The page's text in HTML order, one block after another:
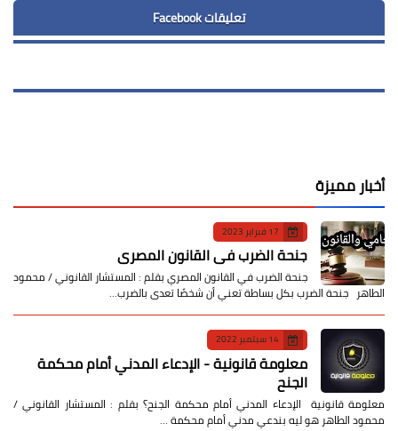
تعليقات Facebook
أخبار مميزة
17 فبراير 2023
جنحة الضرب في القانون المصري
جنحة الضرب في القانون المصري بقلم : المستشار القانوني / محمود
الطاهر جنحة الضرب بكل بساطة تعني أن شخصًا تعدى بالضرب…
14 سبتمبر 2022
معلومة قانونية - الإدعاء المدني أمام محكمة
الجنح
معلومة قانونية الإدعاء المدني أمام محكمة الجنح؟ بقلم : المستشار القانوني /
محمود الطاهر هو ليه بندعي مدني أمام محكمة …